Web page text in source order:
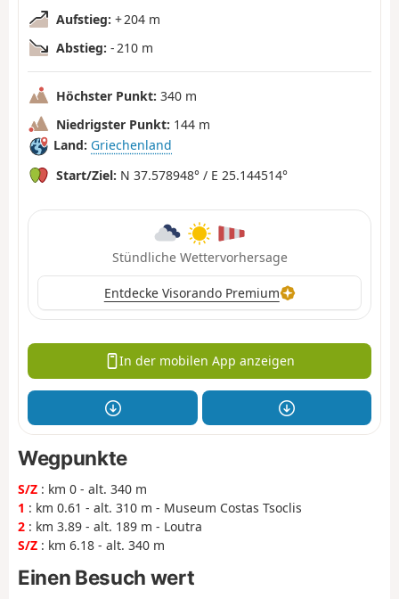
Aufstieg: + 204 m
Abstieg: - 210 m
Höchster Punkt: 340 m
Niedrigster Punkt: 144 m
Land: Griechenland
Start/Ziel: N 37.578948° / E 25.144514°
Stündliche Wettervorhersage
Entdecke Visorando Premium
In der mobilen App anzeigen
Wegpunkte
S/Z : km 0 - alt. 340 m
1 : km 0.61 - alt. 310 m - Museum Costas Tsoclis
2 : km 3.89 - alt. 189 m - Loutra
S/Z : km 6.18 - alt. 340 m
Einen Besuch wert